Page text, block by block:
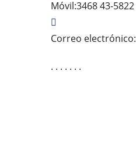
Móvil:3468 43-5822
Correo electrónico:
. . . . . . .